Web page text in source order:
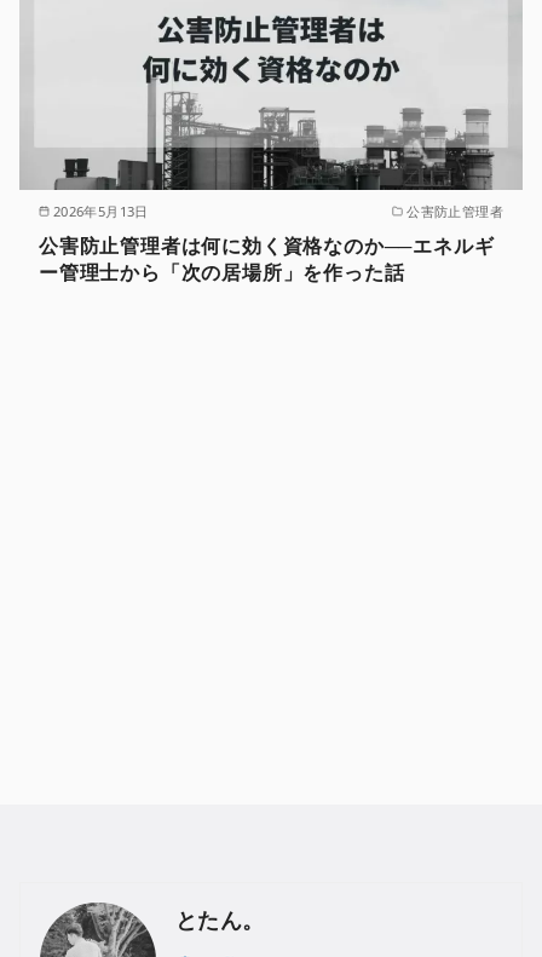
2026年5月13日 公害防止管理者
公害防止管理者は何に効く資格なのか──エネルギ
ー管理士から「次の居場所」を作った話
とたん。